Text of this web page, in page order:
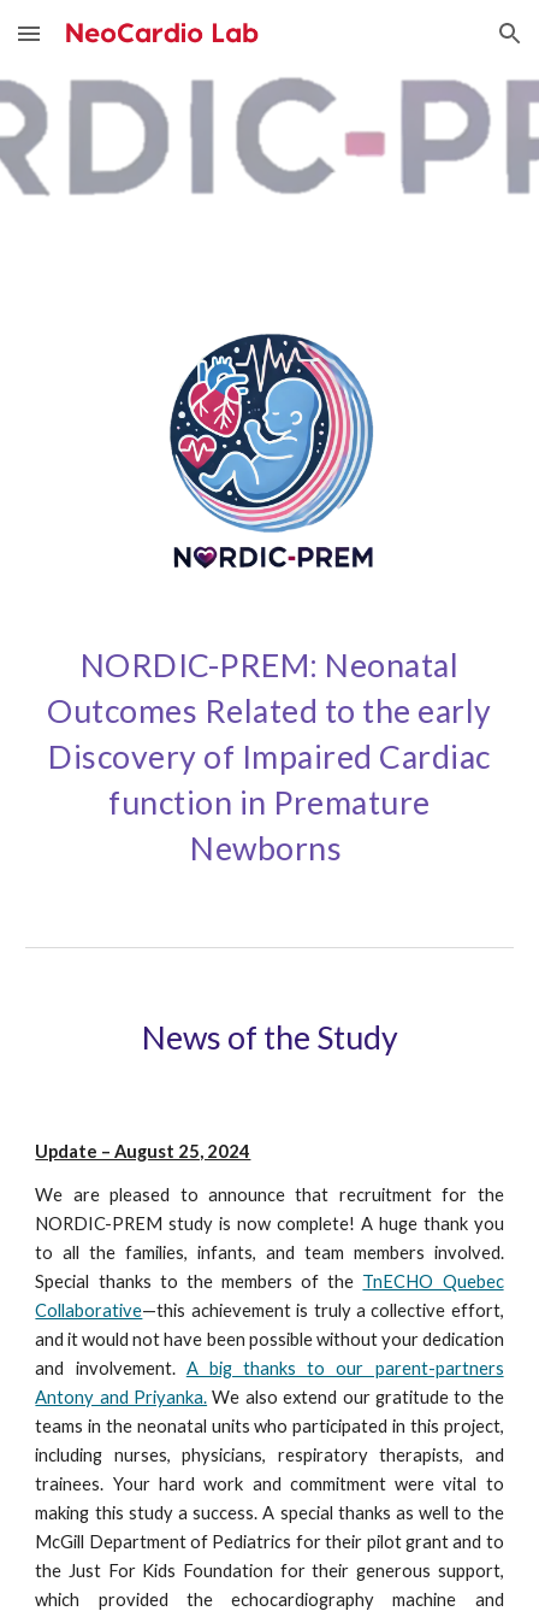
Skip to main content Skip to navigation
NORDIC-PREM: Neonatal
Outcomes Related to the early
Discovery of Impaired Cardiac
function in Premature
Newborns
News of the Study
Update – August 25, 2024
We are pleased to announce that recruitment for the
NORDIC-PREM study is now complete! A huge thank you
to all the families, infants, and team members involved.
Special thanks to the members of the TnECHO Quebec
Collaborative—this achievement is truly a collective effort,
and it would not have been possible without your dedication
and involvement. A big thanks to our parent-partners
Antony and Priyanka. We also extend our gratitude to the
teams in the neonatal units who participated in this project,
including nurses, physicians, respiratory therapists, and
trainees. Your hard work and commitment were vital to
making this study a success. A special thanks as well to the
McGill Department of Pediatrics for their pilot grant and to
the Just For Kids Foundation for their generous support,
which provided the echocardiography machine and